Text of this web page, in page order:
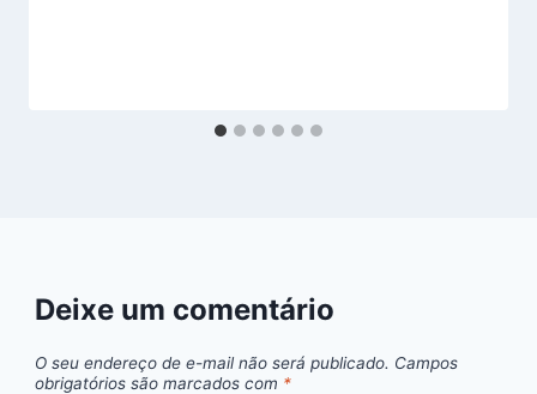
Deixe um comentário
O seu endereço de e-mail não será publicado. Campos
obrigatórios são marcados com *